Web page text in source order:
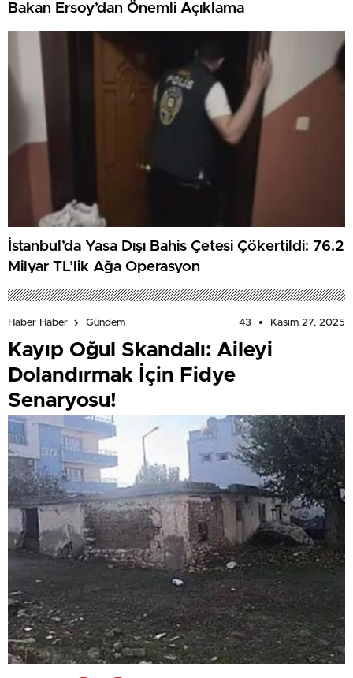
Bakan Ersoy’dan Önemli Açıklama
İstanbul’da Yasa Dışı Bahis Çetesi Çökertildi: 76.2
Milyar TL’lik Ağa Operasyon
Haber Haber Gündem 43 Kasım 27, 2025
Kayıp Oğul Skandalı: Aileyi
Dolandırmak İçin Fidye
Senaryosu!